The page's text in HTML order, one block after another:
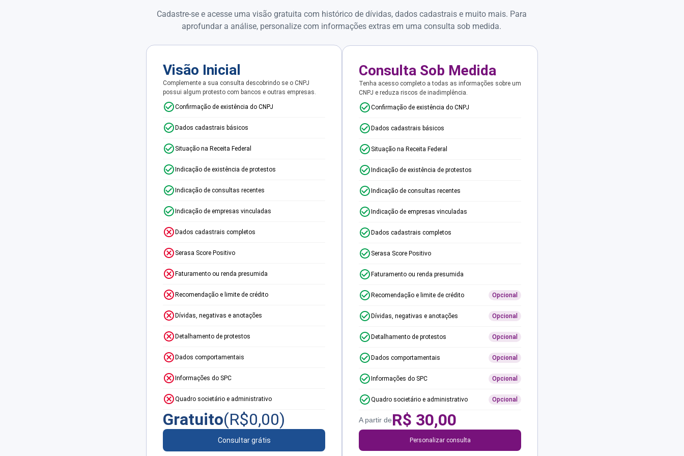
Cadastre-se e acesse uma visão gratuita com histórico de dívidas, dados cadastrais e muito mais. Para
aprofundar a análise, personalize com informações extras em uma consulta sob medida.
Visão Inicial
Complemente a sua consulta descobrindo se o CNPJ
possui algum protesto com bancos e outras empresas.
Confirmação de existência do CNPJ
Dados cadastrais básicos
Situação na Receita Federal
Indicação de existência de protestos
Indicação de consultas recentes
Indicação de empresas vinculadas
Dados cadastrais completos
Serasa Score Positivo
Faturamento ou renda presumida
Recomendação e limite de crédito
Dívidas, negativas e anotações
Detalhamento de protestos
Dados comportamentais
Informações do SPC
Quadro societário e administrativo
Gratuito(R$0,00)
Consultar grátis
Consulta Sob Medida
Tenha acesso completo a todas as informações sobre um
CNPJ e reduza riscos de inadimplência.
Confirmação de existência do CNPJ
Dados cadastrais básicos
Situação na Receita Federal
Indicação de existência de protestos
Indicação de consultas recentes
Indicação de empresas vinculadas
Dados cadastrais completos
Serasa Score Positivo
Faturamento ou renda presumida
Recomendação e limite de crédito Opcional
Dívidas, negativas e anotações Opcional
Detalhamento de protestos Opcional
Dados comportamentais Opcional
Informações do SPC Opcional
Quadro societário e administrativo Opcional
A partir deR$ 30,00
Personalizar consulta